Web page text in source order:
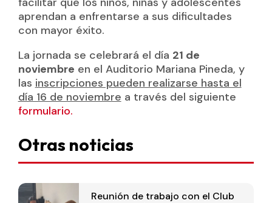
aprendan a enfrentarse a sus dificultades
con mayor éxito.
La jornada se celebrará el día 21 de
noviembre en el Auditorio Mariana Pineda, y
las inscripciones pueden realizarse hasta el
día 16 de noviembre a través del siguiente
formulario.
Otras noticias
Reunión de trabajo con el Club